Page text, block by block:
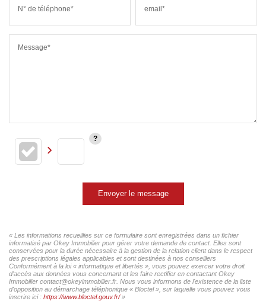
N° de téléphone* email*
Message*
Envoyer le message
« Les informations recueillies sur ce formulaire sont enregistrées dans un fichier
informatisé par Okey Immobilier pour gérer votre demande de contact. Elles sont
conservées pour la durée nécessaire à la gestion de la relation client dans le respect
des prescriptions légales applicables et sont destinées à nos conseillers
Conformément à la loi « informatique et libertés », vous pouvez exercer votre droit
d'accès aux données vous concernant et les faire rectifier en contactant Okey
Immobilier contact@okeyimmobilier.fr. Nous vous informons de l'existence de la liste
d'opposition au démarchage téléphonique « Bloctel », sur laquelle vous pouvez vous
inscrire ici : https://www.bloctel.gouv.fr/»